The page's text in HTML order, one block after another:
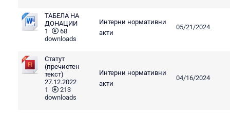
ТАБЕЛА НА
ДОНАЦИИ
1
68
downloads
Интерни нормативни
акти
05/21/2024
Статут
(пречистен
текст)
27.12.2022
1
213
downloads
Интерни нормативни
акти
04/16/2024